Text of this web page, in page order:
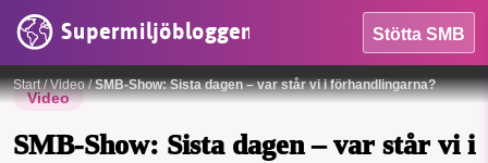
Supermiljöbloggen Stötta SMB
Start/Video/SMB-Show: Sista dagen – var står vi i förhandlingarna?
Video
SMB-Show: Sista dagen – var står vi i